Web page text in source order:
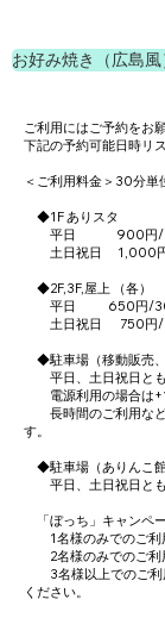
お好み焼き（広島風
ご利用にはご予約をお
下記の予約可能日時リ
＜ご利用料金＞ 30分単
◆1F ありスタ
平日 900円/
土日祝日 1,000
◆2F,3F,屋上 （各）
平日 650円/
土日祝日 750円/
◆駐車場（移動販売、
平日、土日祝日と
電源利用の場合は
長時間のご利用など
す。
◆駐車場（ありんこ館
平日、土日祝日と
「ぼっち」キャンペ
1名様のみでのご利
2名様のみでのご利
3名様以上でのご利
ください。